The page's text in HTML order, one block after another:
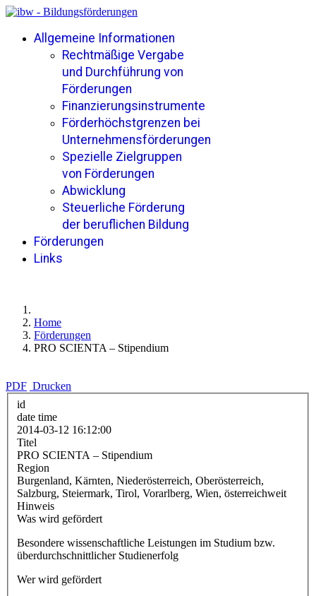
Allgemeine Informationen
Rechtmäßige Vergabe
und Durchführung von
Förderungen
Finanzierungsinstrumente
Förderhöchstgrenzen bei
Unternehmensförderungen
Spezielle Zielgruppen
von Förderungen
Abwicklung
Steuerliche Förderung
der beruflichen Bildung
Förderungen
Links
Home
Förderungen
PRO SCIENTA – Stipendium
PDF Drucken
id
date time
2014-03-12 16:12:00
Titel
PRO SCIENTA – Stipendium
Region
Burgenland, Kärnten, Niederösterreich, Oberösterreich,
Salzburg, Steiermark, Tirol, Vorarlberg, Wien, österreichweit
Hinweis
Was wird gefördert
Besondere wissenschaftliche Leistungen im Studium bzw.
überdurchschnittlicher Studienerfolg
Wer wird gefördert